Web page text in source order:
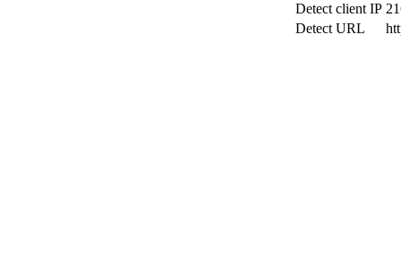
Detect client IP
Detect URL